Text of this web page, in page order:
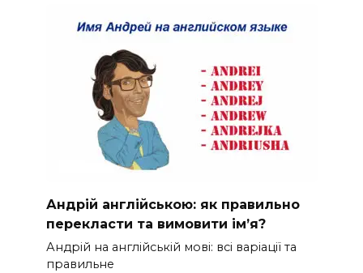
Андрій англійською: як правильно
перекласти та вимовити ім’я?
Андрій на англійській мові: всі варіації та
правильне